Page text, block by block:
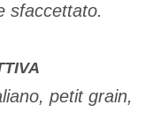
sfaccettato.
petit grain,